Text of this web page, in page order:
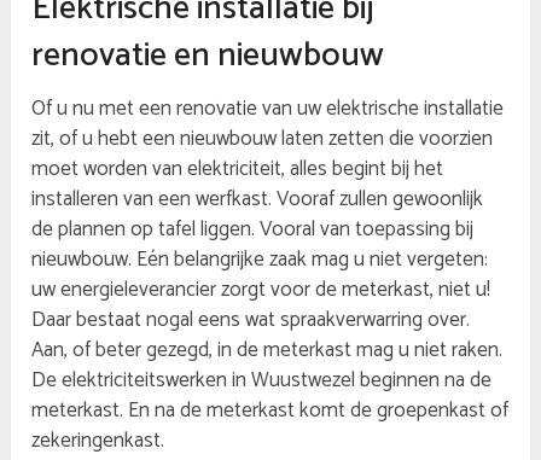
renovatie en nieuwbouw
Of u nu met een renovatie van uw elektrische installatie
zit, of u hebt een nieuwbouw laten zetten die voorzien
moet worden van elektriciteit, alles begint bij het
installeren van een werfkast. Vooraf zullen gewoonlijk
de plannen op tafel liggen. Vooral van toepassing bij
nieuwbouw. Eén belangrijke zaak mag u niet vergeten:
uw energieleverancier zorgt voor de meterkast, niet u!
Daar bestaat nogal eens wat spraakverwarring over.
Aan, of beter gezegd, in de meterkast mag u niet raken.
De elektriciteitswerken in Wuustwezel beginnen na de
meterkast. En na de meterkast komt de groepenkast of
zekeringenkast.